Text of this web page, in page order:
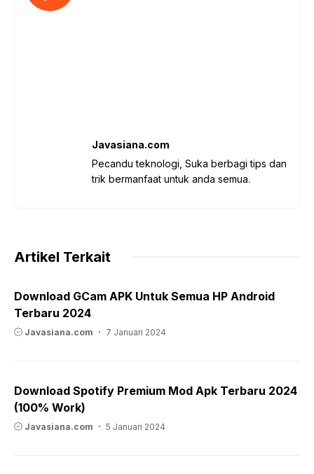
Javasiana.com
Pecandu teknologi, Suka berbagi tips dan
trik bermanfaat untuk anda semua.
Artikel Terkait
Download GCam APK Untuk Semua HP Android
Terbaru 2024
Javasiana.com 7 Januari 2024
Download Spotify Premium Mod Apk Terbaru 2024
(100% Work)
Javasiana.com 5 Januari 2024